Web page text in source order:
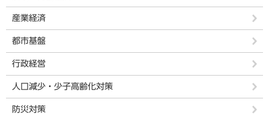
産業経済
都市基盤
行政経営
人口減少・少子高齢化対策
防災対策